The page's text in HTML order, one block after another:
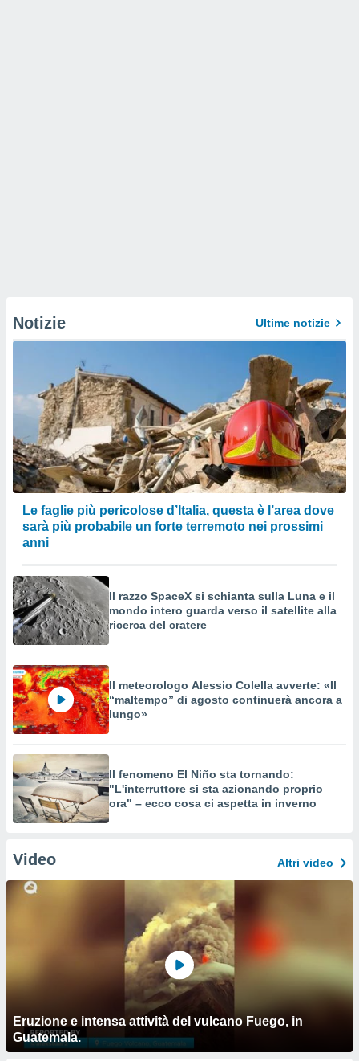
Notizie Ultime notizie
Le faglie più pericolose d’Italia, questa è l’area dove
sarà più probabile un forte terremoto nei prossimi
anni
Il razzo SpaceX si schianta sulla Luna e il
mondo intero guarda verso il satellite alla
ricerca del cratere
Il meteorologo Alessio Colella avverte: «Il
“maltempo” di agosto continuerà ancora a
lungo»
Il fenomeno El Niño sta tornando:
"L'interruttore si sta azionando proprio
ora" – ecco cosa ci aspetta in inverno
Video Altri video
Eruzione e intensa attività del vulcano Fuego, in
Guatemala.